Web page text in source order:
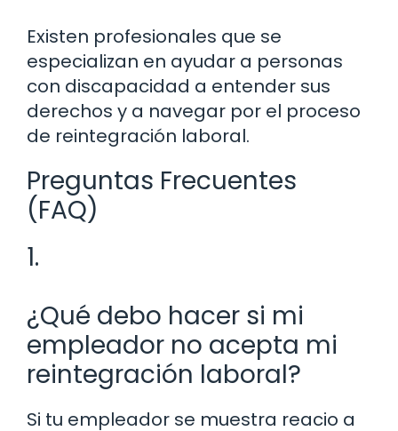
Existen profesionales que se
especializan en ayudar a personas
con discapacidad a entender sus
derechos y a navegar por el proceso
de reintegración laboral.
Preguntas Frecuentes
(FAQ)
1.
¿Qué debo hacer si mi
empleador no acepta mi
reintegración laboral?
Si tu empleador se muestra reacio a